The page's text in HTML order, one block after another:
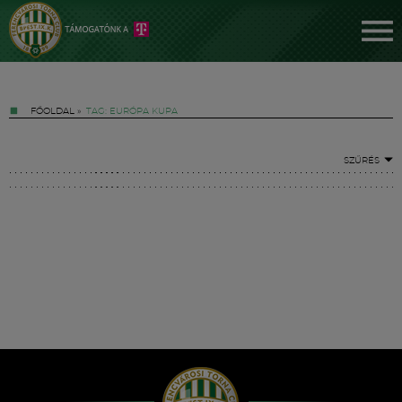
FŐOLDAL » TAG: EURÓPA KUPA
SZŰRÉS
Hírek